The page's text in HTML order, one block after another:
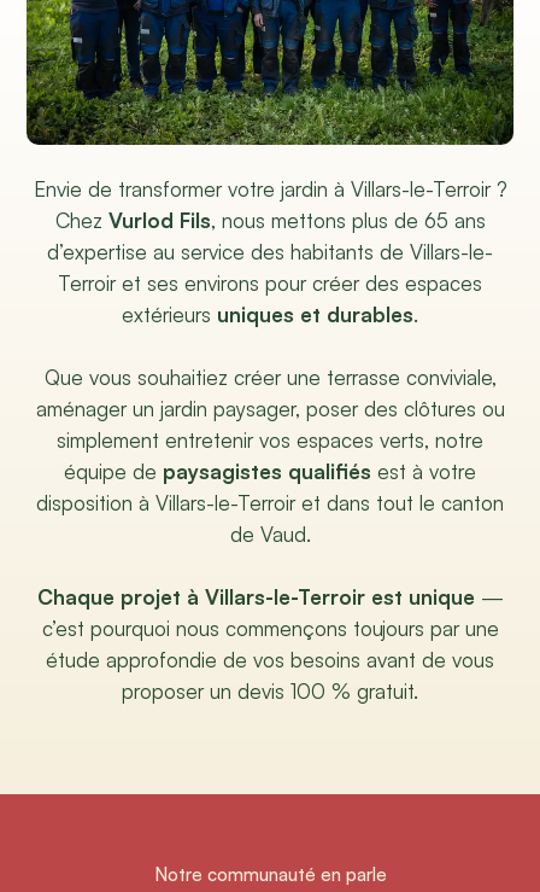
Envie de transformer votre jardin à Villars-le-Terroir ?
Chez Vurlod Fils, nous mettons plus de 65 ans
d’expertise au service des habitants de Villars-le-
Terroir et ses environs pour créer des espaces
extérieurs uniques et durables.
Que vous souhaitiez créer une terrasse conviviale,
aménager un jardin paysager, poser des clôtures ou
simplement entretenir vos espaces verts, notre
équipe de paysagistes qualifiés est à votre
disposition à Villars-le-Terroir et dans tout le canton
de Vaud.
Chaque projet à Villars-le-Terroir est unique —
c’est pourquoi nous commençons toujours par une
étude approfondie de vos besoins avant de vous
proposer un devis 100 % gratuit.
Notre communauté en parle